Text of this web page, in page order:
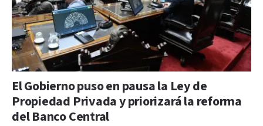
El Gobierno puso en pausa la Ley de
Propiedad Privada y priorizará la reforma
del Banco Central